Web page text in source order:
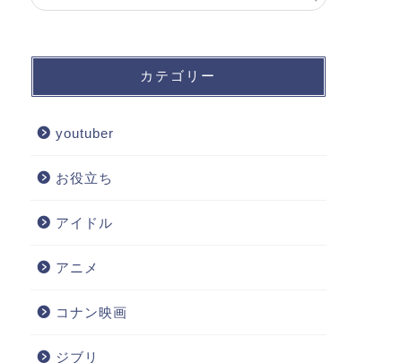
カテゴリー
youtuber
お役立ち
アイドル
アニメ
コナン映画
ジブリ